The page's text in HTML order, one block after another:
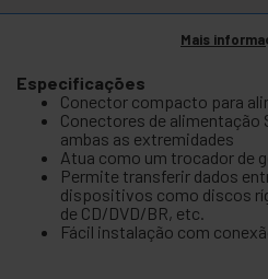
Mais
Especificações
Conector compacto para
Conectores de alimentação
ambas as extremidades
Atua como um trocador de
Permite transferir dados
dispositivos como discos
de CD/DVD/BR, etc.
Fácil instalação com